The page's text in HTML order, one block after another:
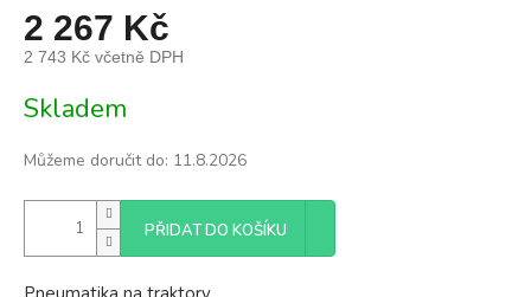
2 267 Kč
2 743 Kč včetně DPH
cena:
Skladem
Můžeme doručit do: 11.8.2026
PŘIDAT DO KOŠÍKU